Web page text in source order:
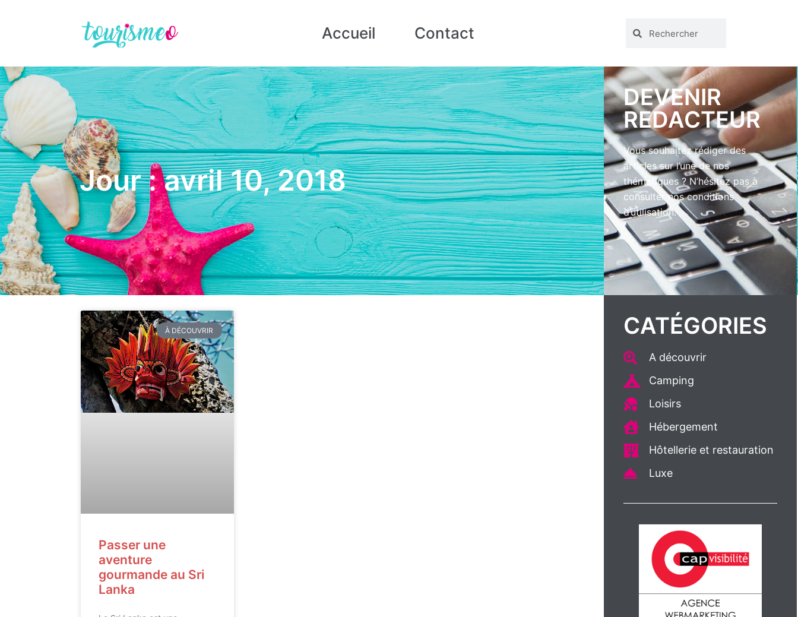
Accueil Contact
Jour : avril 10, 2018
DEVENIR
REDACTEUR
Vous souhaitez rédiger des
articles sur l’une de nos
thématiques ? N’hésitez pas à
consulter nos conditions
d’utilisation.
À DÉCOUVRIR
Passer une
aventure
gourmande au Sri
Lanka
CATÉGORIES
A découvrir
Camping
Loisirs
Hébergement
Hôtellerie et restauration
Luxe